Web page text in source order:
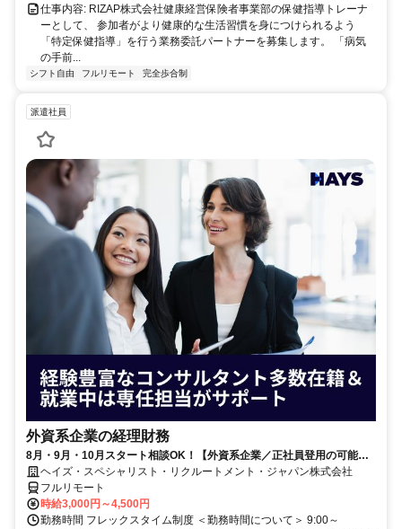
仕事内容: RIZAP株式会社健康経営保険者事業部の保健指導トレーナ
ーとして、 参加者がより健康的な生活習慣を身につけられるよう
「特定保健指導」を行う業務委託パートナーを募集します。 「病気
の手前...
シフト自由 フルリモート 完全歩合制
派遣社員
外資系企業の経理財務
8月・9月・10月スタート相談OK！【外資系企業／正社員登用の可能性
大／700万～800万／リモート勤務OK】経理財務
ヘイズ・スペシャリスト・リクルートメント・ジャパン株式会社
フルリモート
時給3,000円～4,500円
勤務時間 フレックスタイム制度 ＜勤務時間について＞ 9:00～